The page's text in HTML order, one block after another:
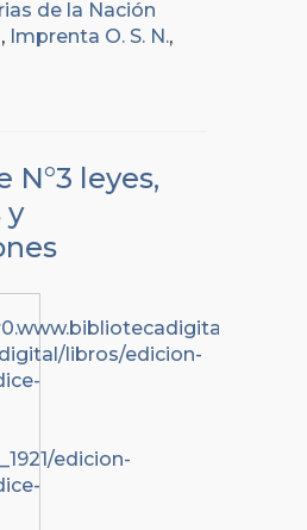
de la Nación
, Imprenta O. S. N.,
N°3 leyes,
y